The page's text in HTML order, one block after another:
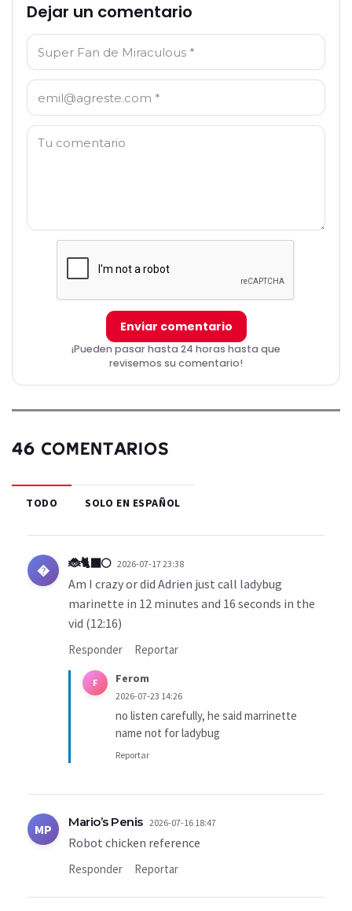
Dejar un comentario
Nombre: *
Correo electrónico: *
Comentario: *
Enviar comentario
¡Pueden pasar hasta 24 horas hasta que
revisemos su comentario!
46 COMENTARIOS
TODO SOLO EN ESPAÑOL
� 🐞🐈‍⬛🌕 2026-07-17 23:38
Am I crazy or did Adrien just call ladybug
marinette in 12 minutes and 16 seconds in the
vid (12:16)
Responder Reportar
F Ferom
2026-07-23 14:26
no listen carefully, he said marrinette
name not for ladybug
Reportar
MP Mario’s Penis 2026-07-16 18:47
Robot chicken reference
Responder Reportar